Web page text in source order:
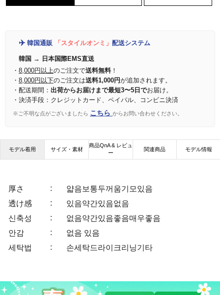
✈️ 韓国通販 「スタイルオンミ」 配送システム
韓国 → 日本国際EMS直送
・ 8,000円以上のご注文で送料無料！
・ 8,000円以下のご注文は送料1,000円が追加されます。
・配送期間： 出荷からお届けまで最短3〜5日でお届け。
・決済手段：クレジットカード、ペイパル、コンビニ決済
※ご不明な点がございましたら こちら からお問い合わせください。
モデル着用 サイズ・素材
商品QnA & レビュ
ー
関連商品 モデル情報
厚さ : 얇음 보통두꺼움기모있음
透け感
: 있음약간있음없음
신축성
: 없음약간있음좋음매우좋음
안감
: 없음 있음
세탁법
: 손세탁드라이크리닝기타